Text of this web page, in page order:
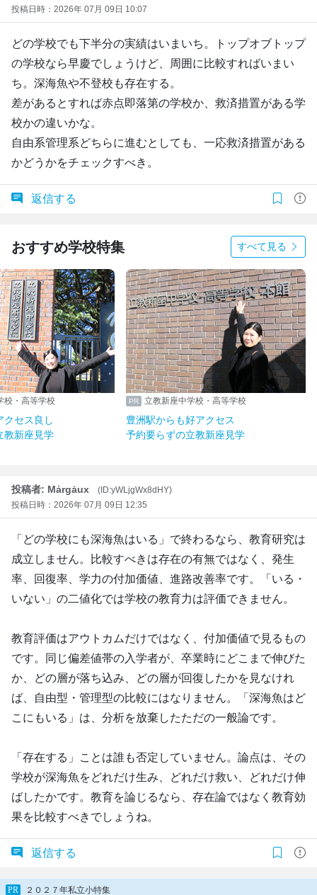
投稿日時：2026年 07月 09日 10:07
どの学校でも下半分の実績はいまいち。トップオブトップ
の学校なら早慶でしょうけど、周囲に比較すればいまい
ち。深海魚や不登校も存在する。
差があるとすれば赤点即落第の学校か、救済措置がある学
校かの違いかな。
自由系管理系どちらに進むとしても、一応救済措置がある
かどうかをチェックすべき。
返信する
おすすめ学校特集 すべて見る
校・高等学校
クセス良し
教新座見学
立教新座中学校・高等学校
豊洲駅からも好アクセス
予約要らずの立教新座見学
投稿者: Mẚrgȧux
(ID:yWLjgWx8dHY)
投稿日時：2026年 07月 09日 12:35
「どの学校にも深海魚はいる」で終わるなら、教育研究は
成立しません。比較すべきは存在の有無ではなく、発生
率、回復率、学力の付加価値、進路改善率です。「いる・
いない」の二値化では学校の教育力は評価できません。
教育評価はアウトカムだけではなく、付加価値で見るもの
です。同じ偏差値帯の入学者が、卒業時にどこまで伸びた
か、どの層が落ち込み、どの層が回復したかを見なけれ
ば、自由型・管理型の比較にはなりません。「深海魚はど
こにもいる」は、分析を放棄したただの一般論です。
「存在する」ことは誰も否定していません。論点は、その
学校が深海魚をどれだけ生み、どれだけ救い、どれだけ伸
ばしたかです。教育を論じるなら、存在論ではなく教育効
果を比較すべきでしょうね。
返信する